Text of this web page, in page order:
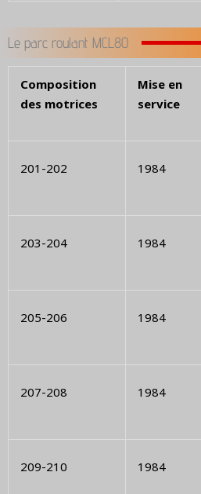
Le parc roulant MCL80
Composition
des motrices
Mise en
service
201-202 1984
203-204 1984
205-206 1984
207-208 1984
209-210 1984